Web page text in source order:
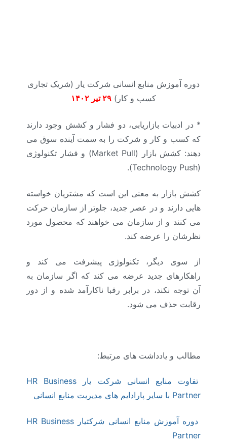
دوره آموزش منابع انسانی شرکت یار (شریک تجاری
کسب و کار) ۲۹ تیر ۱۴۰۲
* در ادبیات بازاریابی، دو فشار و کشش وجود دارند
که کسب و کار و شرکت را به سمت آینده سوق می
دهند: کشش بازار (Market Pull) و فشار تکنولوژی
(Technology Push).
کشش بازار به معنی این است که مشتریان خواسته
هایی دارند و در عصر جدید، جلوتر از سازمان حرکت
می کنند و از سازمان می خواهند که محصول مورد
نظرشان را عرضه کند.
از سوی دیگر، تکنولوژی پیشرفت می کند و
راهکارهای جدید عرضه می کند که اگر سازمان به
آن توجه نکند، در برابر رقبا ناکارآمد شده و از دور
رقابت حذف می شود.
مطالب و یادداشت های مرتبط:
تفاوت منابع انسانی شرکت یار HR Business
Partner با سایر پارادایم های مدیریت منابع انسانی
دوره آموزش منابع انسانی شرکتیار HR Business
Partner